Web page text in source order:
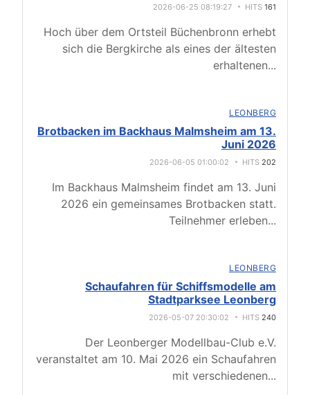
2026-06-25 08:19:27 HITS 161
Hoch über dem Ortsteil Büchenbronn erhebt
sich die Bergkirche als eines der ältesten
erhaltenen...
LEONBERG
Brotbacken im Backhaus Malmsheim am 13.
Juni 2026
2026-06-05 01:00:02 HITS 202
Im Backhaus Malmsheim findet am 13. Juni
2026 ein gemeinsames Brotbacken statt.
Teilnehmer erleben...
LEONBERG
Schaufahren für Schiffsmodelle am
Stadtparksee Leonberg
2026-05-07 20:30:02 HITS 240
Der Leonberger Modellbau-Club e.V.
veranstaltet am 10. Mai 2026 ein Schaufahren
mit verschiedenen...